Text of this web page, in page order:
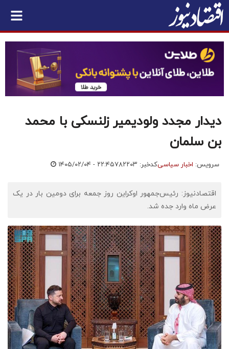
دیدار مجدد ولودیمیر زلنسکی با محمد
بن سلمان
سرویس: اخبار سیاسیکدخبر: ۷۸۲۲۰۳ ۱۴۰۵/۰۲/۰۴ - ۲۲:۴۵
اقتصادنیوز: رئیس‌جمهور اوکراین روز جمعه برای دومین بار در یک
عرض ماه وارد جده شد.